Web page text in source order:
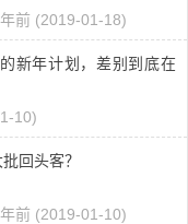
前 (2019-01-18)
新年计划，差别到底在
10)
回头客？
前 (2019-01-10)
咨
询
小
程